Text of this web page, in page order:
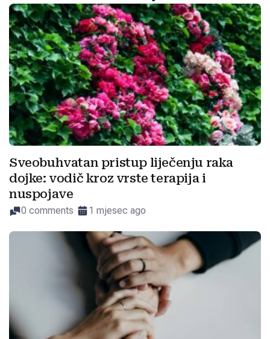
Sveobuhvatan pristup liječenju raka
dojke: vodič kroz vrste terapija i
nuspojave
0 comments 1 mjesec ago